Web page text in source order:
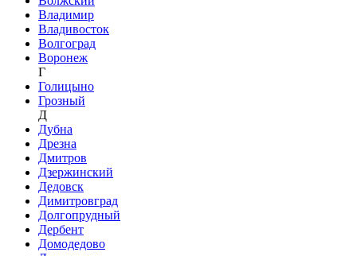
Владимир
Владивосток
Волгоград
Воронеж
Г
Голицыно
Грозный
Д
Дубна
Дрезна
Дмитров
Дзержинский
Дедовск
Димитровград
Долгопрудный
Дербент
Домодедово